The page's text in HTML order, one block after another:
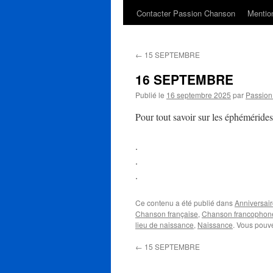
Contacter Passion Chanson
← 15 SEPTEMBRE
16 SEPTEMBRE
Publié le 16 septembre 2025 par
Pour tout savoir sur les
.
.
.
Ce contenu a été publié dans
Chanson française, Chanson
lieu de naissance, Naissance. Vous
← 15 SEPTEMBRE